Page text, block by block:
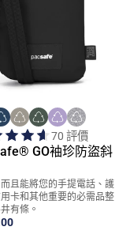
Quick Add
70 評價
GO袖珍防盜斜
且能將您的手提電話、護
卡和其他重要的必需品整
有條。